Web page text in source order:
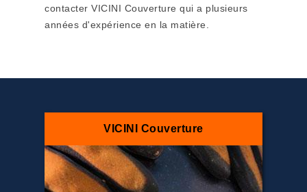
contacter VICINI Couverture qui a plusieurs
années d'expérience en la matière.
VICINI Couverture